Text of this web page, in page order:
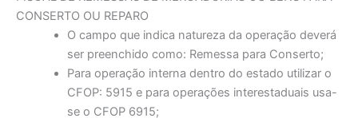
CONSERTO OU REPARO
O campo que indica natureza da operação deverá
ser preenchido como: Remessa para Conserto;
Para operação interna dentro do estado utilizar o
CFOP: 5915 e para operações interestaduais usa-
se o CFOP 6915;